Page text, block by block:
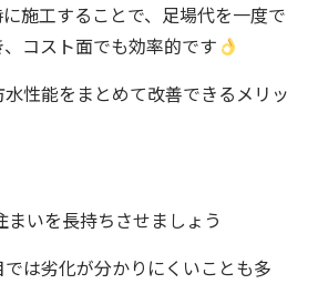
施工することで、足場代を一度で
コスト面でも効率的です
性能をまとめて改善できるメリッ
まいを長持ちさせましょう
は劣化が分かりにくいことも多